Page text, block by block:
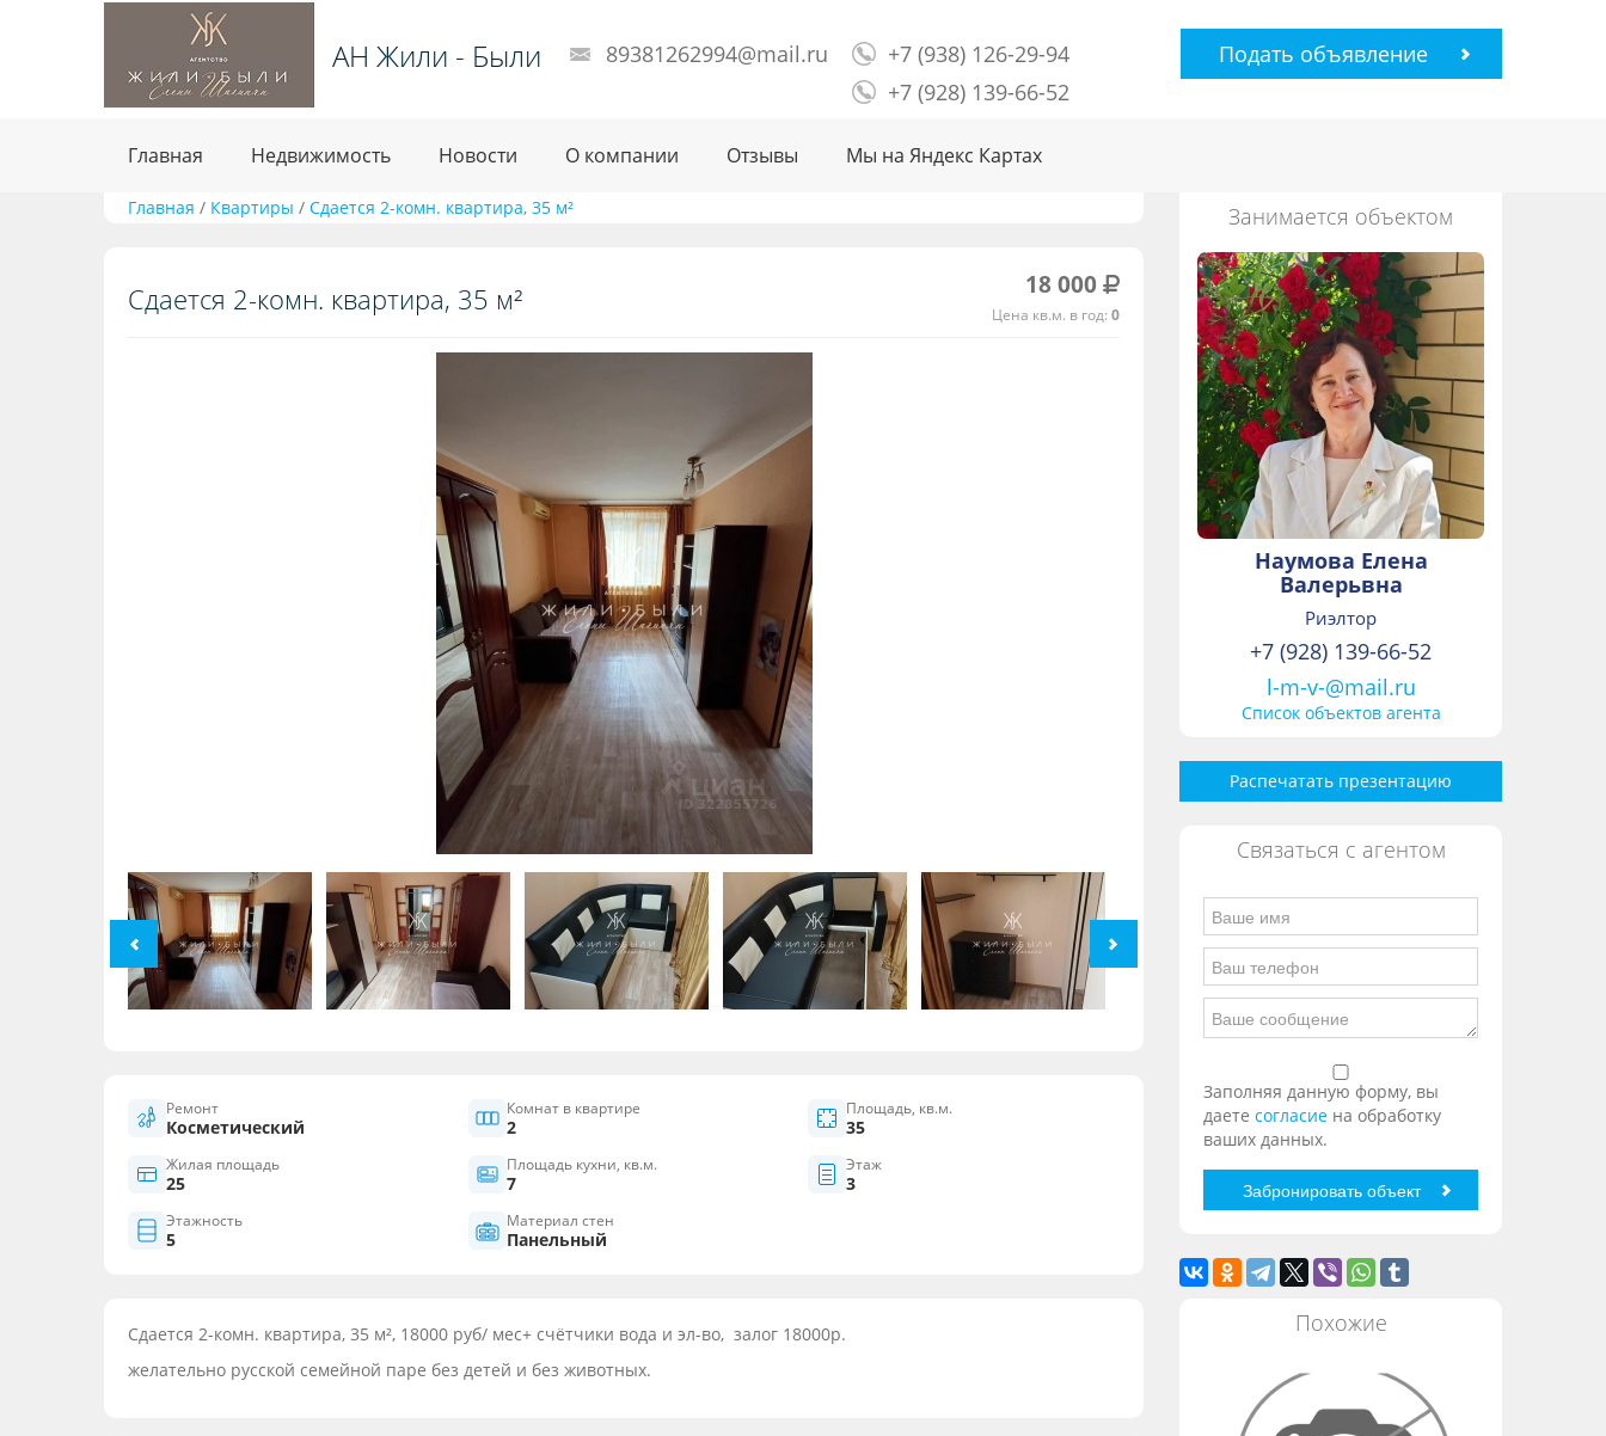
АН Жили - Были 89381262994@mail.ru
+7 (938) 126-29-94
+7 (928) 139-66-52
Подать объявление
Главная Недвижимость Новости О компании Отзывы Мы на Яндекс Картах
Главная / Квартиры / Сдается 2-комн. квартира, 35 м²
Сдается 2-комн. квартира, 35 м² 18 000
Цена кв.м. в год: 0
Ремонт
Косметический
Комнат в квартире
2
Площадь, кв.м.
35
Жилая площадь
25
Площадь кухни, кв.м.
7
Этаж
3
Этажность
5
Материал стен
Панельный
Сдается 2-комн. квартира, 35 м², 18000 руб/ мес+ счётчики вода и эл-во, залог 18000р.
желательно русской семейной паре без детей и без животных.
Занимается объектом
Наумова Елена
Валерьвна
Риэлтор
+7 (928) 139-66-52
l-m-v-@mail.ru
Список объектов агента
Распечатать презентацию
Связаться с агентом
Заполняя данную форму, вы
даете согласие на обработку
ваших данных.
Похожие